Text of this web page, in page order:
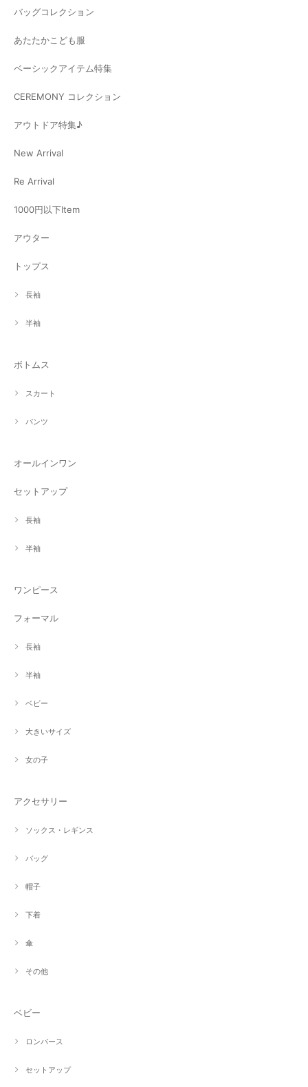
バッグコレクション
あたたかこども服
ベーシックアイテム特集
CEREMONY コレクション
アウトドア特集♪
New Arrival
Re Arrival
1000円以下Item
アウター
トップス
長袖
半袖
ボトムス
スカート
パンツ
オールインワン
セットアップ
長袖
半袖
ワンピース
フォーマル
長袖
半袖
ベビー
大きいサイズ
女の子
アクセサリー
ソックス・レギンス
バッグ
帽子
下着
傘
その他
ベビー
ロンパース
セットアップ